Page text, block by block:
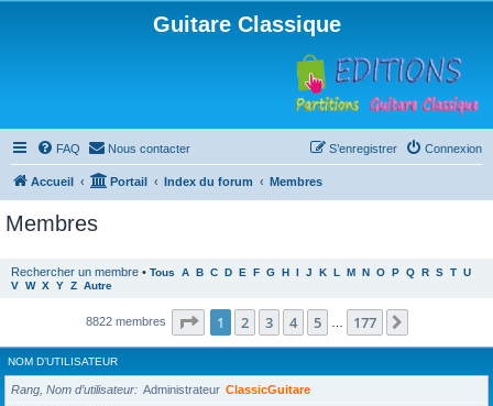
Guitare Classique
FAQ Nous contacter Connexion
S’enregistrer
Accueil Portail Index du forum Membres
Membres
Rechercher un membre • Tous A B C D E F G H I J K L M N O P Q R S T U
V W X Y Z Autre
8822 membres Page 1sur177
1 2 3 4 5 177
NOM D’UTILISATEUR
Rang, Nom d’utilisateur Administrateur ClassicGuitare